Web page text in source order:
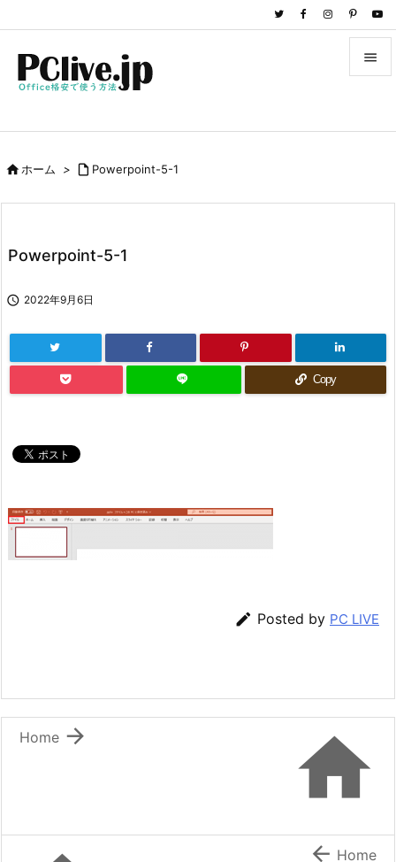

前へ
ホーム >  Powerpoint-5-1
Powerpoint-5-1
 2022年9月6日
Copy
 Posted by PC LIVE


Home
 Home